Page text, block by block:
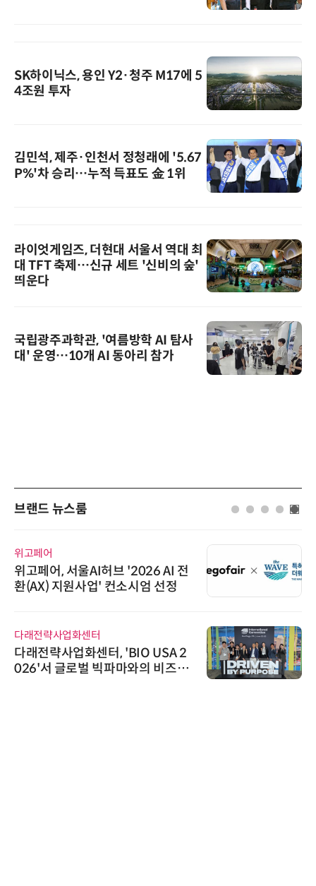
SK하이닉스, 용인 Y2·청주 M17에 5
4조원 투자
김민석, 제주·인천서 정청래에 '5.67
P%'차 승리…누적 득표도 金 1위
라이엇게임즈, 더현대 서울서 역대 최
대 TFT 축제…신규 세트 '신비의 숲'
띄운다
국립광주과학관, '여름방학 AI 탐사
대' 운영…10개 AI 동아리 참가
브랜드 뉴스룸
위고페어
위고페어, 서울AI허브 '2026 AI 전
환(AX) 지원사업' 컨소시엄 선정
다래전략사업화센터
다래전략사업화센터, 'BIO USA 2
026'서 글로벌 빅파마와의 비즈니